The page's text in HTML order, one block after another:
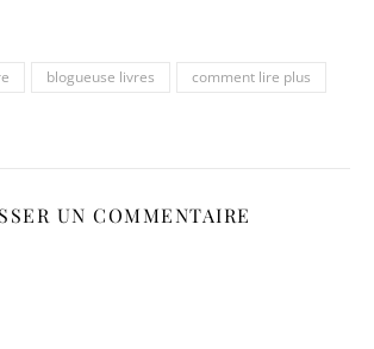
blogueuse livres comment lire plus
UN COMMENTAIRE